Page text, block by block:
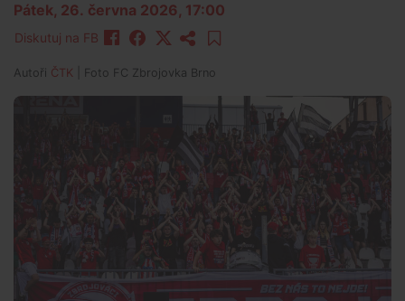
Pátek, 26. června 2026, 17:00
Diskutuj na FB
Autoři ČTK | Foto FC Zbrojovka Brno